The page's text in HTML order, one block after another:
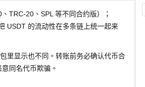
TRC-20、SPL 等不同合约版）；
USDT 的流动性在多条链上统一起来
里显示也不同。转账前务必确认代币合
同名代币欺骗。